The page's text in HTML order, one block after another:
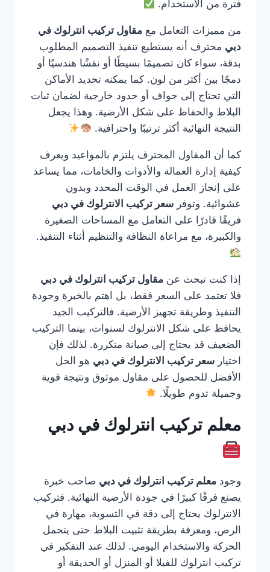
فترة من الاستخدام.
من مميزات التعامل مع مقاول تركيب انترلوك في
دبي محترف أنه يستطيع تنفيذ التصميم المطلوب
بدقة، سواء كان تصميمًا بسيطًا أو نقشًا هندسيًا أو
دمجًا بين أكثر من لون. كما يمكنه تحديد الأماكن
التي تحتاج إلى حواف أو حدود خارجية لضمان ثبات
البلاط والحفاظ على شكل الأرضية. وهذا يجعل
النتيجة النهائية أكثر ترتيبًا واحترافية.
كما أن المقاول المحترف يلتزم بالمواعيد ويعرف
كيفية إدارة العمالة والأدوات والخامات، مما يساعد
على إنجاز العمل في الوقت المحدد وبدون
عشوائية. وتوفر سعر تركيب الانترلوك في دبي
فريقًا قادرًا على التعامل مع المساحات الصغيرة
والكبيرة، مع مراعاة النظافة والتنظيم أثناء التنفيذ.
إذا كنت تبحث عن مقاول تركيب انترلوك في دبي
فلا تعتمد على السعر فقط، بل اهتم بالخبرة وجودة
التنفيذ وطريقة تجهيز الأرضية. فالتركيب الجيد
يحافظ على شكل الانترلوك لسنوات، بينما التركيب
الضعيف قد يحتاج إلى صيانة متكررة. لذلك فإن
اختيار سعر تركيب الانترلوك في دبي هو الحل
الأفضل للحصول على مقاول موثوق ونتيجة قوية
وجميلة تدوم طويلًا.
معلم تركيب انترلوك في دبي
وجود معلم تركيب انترلوك في دبي صاحب خبرة
يصنع فرقًا كبيرًا في جودة الأرضية النهائية. فتركيب
الانترلوك يحتاج إلى دقة في التسوية، مهارة في
الرص، ومعرفة بطريقة تثبيت البلاط حتى يتحمل
الحركة والاستخدام اليومي. لذلك عند التفكير في
تركيب انترلوك للفيلا أو المنزل أو الحديقة أو